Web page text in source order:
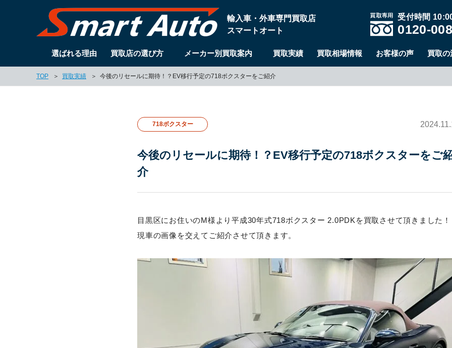
輸入車・外車専門買取店
スマートオート
受付時間
0120-
選ばれる理由 買取店の選び方 メーカー別買取案内 買取実績 買取相場情報 お客様の声 買取の
TOP 買取実績 今後のリセールに期待！？EV移行予定の718ボクスターをご紹介
718ボクスター
今後のリセールに期待！？EV移行予定の718ボクスターをご
介
目黒区にお住いのM様より平成30年式718ボクスター 2.0PDKを買取させて頂きました！
現車の画像を交えてご紹介させて頂きます。